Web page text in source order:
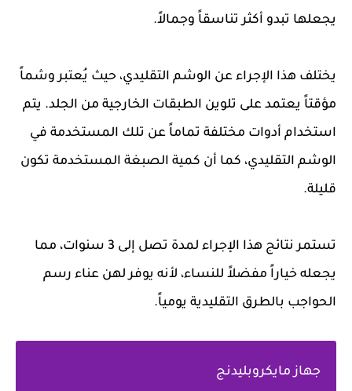
يجعلها تبدو أكثر تناسقاً وجمالاً.
يختلف هذا الإجراء عن الوشم التقليدي، حيث يُعتبر وشماً
مؤقتاً يعتمد على تلوين الطبقات الخارجية من الجلد. يتم
استخدام أدوات مختلفة تماماً عن تلك المستخدمة في
الوشم التقليدي، كما أن كمية الصبغة المستخدمة تكون
قليلة.
تستمر نتائج هذا الإجراء لمدة تصل إلى 3 سنوات، مما
يجعله خياراً مفضلاً للنساء، لأنه يوفر لهن عناء رسم
الحواجب بالطرق التقليدية يومياً.
جهاز مايكروبليدنج